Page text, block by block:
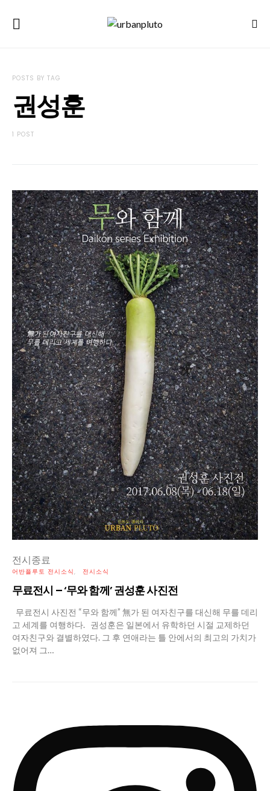
POSTS BY TAG
권성훈
1 POST
전시종료
어반플루토 전시소식 전시소식
무료전시 – ‘무와 함께’ 권성훈 사진전
무료전시 사진전 “무와 함께” 無가 된 여자친구를 대신해 무를 데리
고 세계를 여행하다. 권성훈은 일본에서 유학하던 시절 교제하던
여자친구와 결별하였다. 그 후 연애라는 틀 안에서의 최고의 가치가
없어져 그…